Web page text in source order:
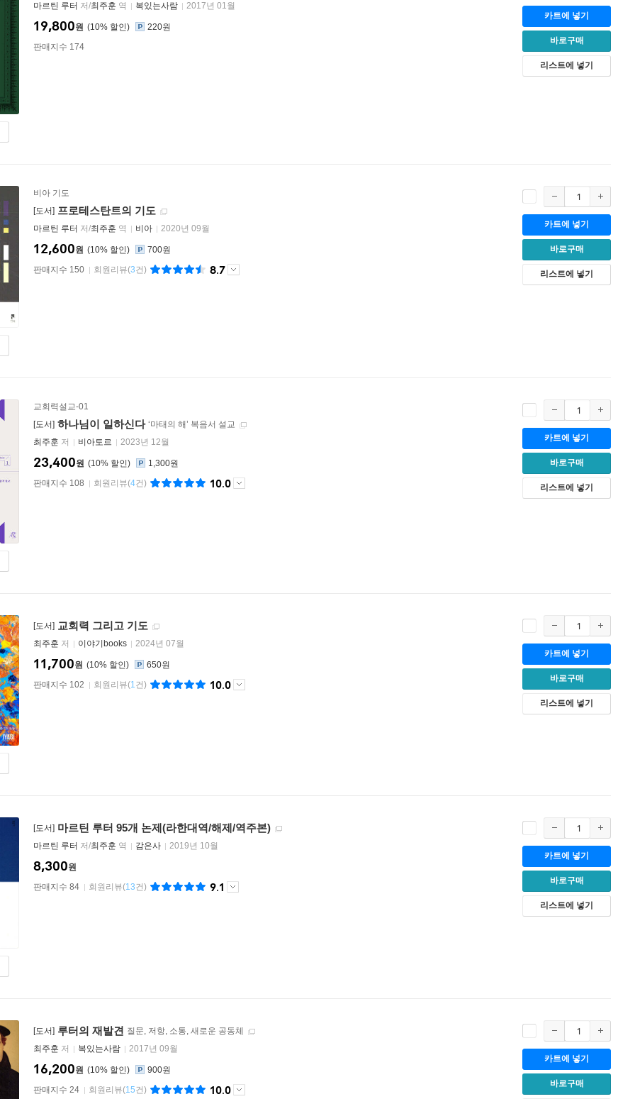
마르틴 루터 저/최주훈 역 복있는사람 2017년 01월
10%
19,800원
220원
판매지수 174
카트에 넣기
바로구매
리스트에 넣기
비아 기도
[도서] 프로테스탄트의 기도
마르틴 루터 저/최주훈 역 비아 2020년 09월
10%
12,600원
700원
판매지수 150
회원리뷰(3건) 8.7
카트에 넣기
바로구매
리스트에 넣기
교회력설교-01
[도서] 하나님이 일하신다 ‘마태의 해’ 복음서 설교
최주훈 저 비아토르 2023년 12월
10%
23,400원
1,300원
판매지수 108
회원리뷰(4건) 10.0
카트에 넣기
바로구매
리스트에 넣기
[도서] 교회력 그리고 기도
최주훈 저 이야기books 2024년 07월
10%
11,700원
650원
판매지수 102
회원리뷰(1건) 10.0
카트에 넣기
바로구매
리스트에 넣기
[도서] 마르틴 루터 95개 논제(라한대역/해제/역주본)
마르틴 루터 저/최주훈 역 감은사 2019년 10월
8,300원
판매지수 84
회원리뷰(13건) 9.1
카트에 넣기
바로구매
리스트에 넣기
[도서] 루터의 재발견 질문, 저항, 소통, 새로운 공동체
최주훈 저 복있는사람 2017년 09월
10%
16,200원
900원
판매지수 24
회원리뷰(15건) 10.0
카트에 넣기
바로구매